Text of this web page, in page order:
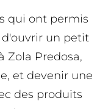
qui ont permis
d'ouvrir un petit
Zola Predosa,
et devenir une
des produits